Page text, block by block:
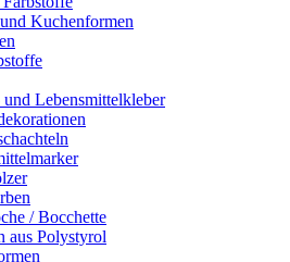
Kuchenformen
Lebensmittelkleber
/ Bocchette
aus Polystyrol